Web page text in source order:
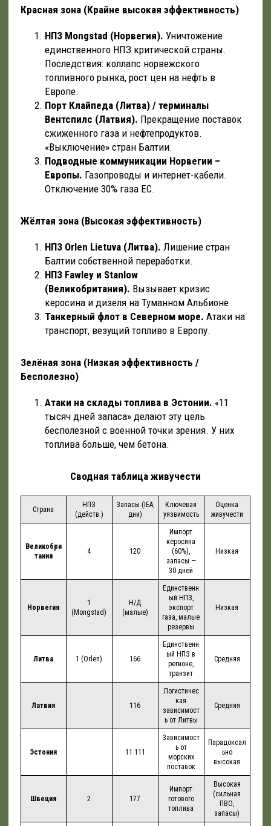
Красная зона (Крайне высокая эффективность)
НПЗ Mongstad (Норвегия). Уничтожение
единственного НПЗ критической страны.
Последствия: коллапс норвежского
топливного рынка, рост цен на нефть в
Европе.
Порт Клайпеда (Литва) / терминалы
Вентспилс (Латвия). Прекращение поставок
сжиженного газа и нефтепродуктов.
«Выключение» стран Балтии.
Подводные коммуникации Норвегии –
Европы. Газопроводы и интернет-кабели.
Отключение 30% газа ЕС.
Жёлтая зона (Высокая эффективность)
НПЗ Orlen Lietuva (Литва). Лишение стран
Балтии собственной переработки.
НПЗ Fawley и Stanlow
(Великобритания). Вызывает кризис
керосина и дизеля на Туманном Альбионе.
Танкерный флот в Северном море. Атаки на
транспорт, везущий топливо в Европу.
Зелёная зона (Низкая эффективность /
Бесполезно)
Атаки на склады топлива в Эстонии. «11
тысяч дней запаса» делают эту цель
бесполезной с военной точки зрения. У них
топлива больше, чем бетона.
Сводная таблица живучести
Страна
НПЗ
(действ.)
Запасы (IEA,
дни)
Ключевая
уязвимость
Оценка
живучести
Великобри
тания
4 120
Импорт
керосина
(60%),
запасы —
30 дней
Низкая
Норвегия
1
(Mongstad)
Н/Д
(малые)
Единственн
ый НПЗ,
экспорт
газа, малые
резервы
Низкая
Литва 1 (Orlen) 166
Единственн
ый НПЗ в
регионе,
транзит
Средняя
Латвия 116
Логистичес
кая
зависимост
ь от Литвы
Средняя
Эстония 11 111
Зависимост
ь от
морских
поставок
Парадоксал
ьно
высокая
Швеция 2 177
Импорт
готового
топлива
Высокая
(сильная
ПВО,
запасы)